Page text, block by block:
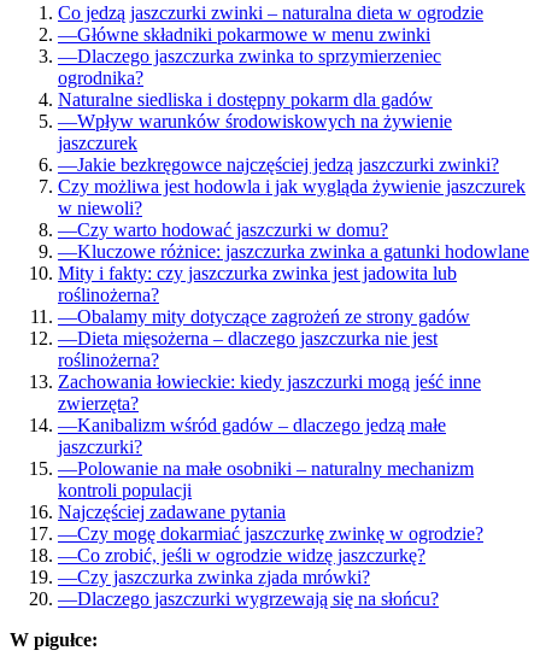
Co jedzą jaszczurki zwinki – naturalna dieta w ogrodzie
—Główne składniki pokarmowe w menu zwinki
—Dlaczego jaszczurka zwinka to sprzymierzeniec
ogrodnika?
Naturalne siedliska i dostępny pokarm dla gadów
—Wpływ warunków środowiskowych na żywienie
jaszczurek
—Jakie bezkręgowce najczęściej jedzą jaszczurki zwinki?
Czy możliwa jest hodowla i jak wygląda żywienie jaszczurek
w niewoli?
—Czy warto hodować jaszczurki w domu?
—Kluczowe różnice: jaszczurka zwinka a gatunki hodowlane
Mity i fakty: czy jaszczurka zwinka jest jadowita lub
roślinożerna?
—Obalamy mity dotyczące zagrożeń ze strony gadów
—Dieta mięsożerna – dlaczego jaszczurka nie jest
roślinożerna?
Zachowania łowieckie: kiedy jaszczurki mogą jeść inne
zwierzęta?
—Kanibalizm wśród gadów – dlaczego jedzą małe
jaszczurki?
—Polowanie na małe osobniki – naturalny mechanizm
kontroli populacji
Najczęściej zadawane pytania
—Czy mogę dokarmiać jaszczurkę zwinkę w ogrodzie?
—Co zrobić, jeśli w ogrodzie widzę jaszczurkę?
—Czy jaszczurka zwinka zjada mrówki?
—Dlaczego jaszczurki wygrzewają się na słońcu?
W pigułce: